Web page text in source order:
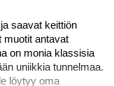
saavat keittiön
muotit antavat
on monia klassisia
uniikkia tunnelmaa.
löytyy oma